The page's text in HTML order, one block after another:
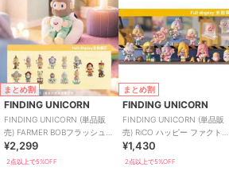
まとめ割
FINDING UNICORN
FINDING UNICORN (単品販
売) FARMER BOBフラッシュバ
ック ブラインド
¥2,299
2点以上で5%OFF
まとめ割
FINDING UNICORN
FINDING UNICORN (単品販
売) RiCO ハッピー ファクトリ
ー ブラインド
¥1,430
2点以上で5%OFF